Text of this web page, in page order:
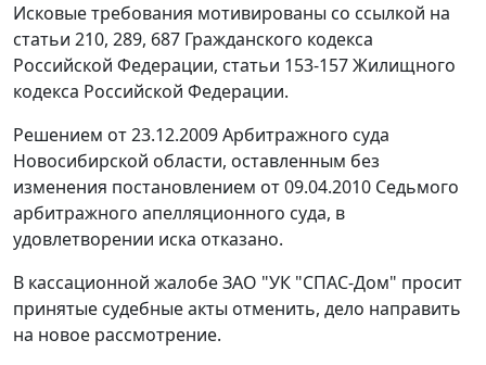
Исковые требования мотивированы со ссылкой на
статьи 210, 289, 687 Гражданского кодекса
Российской Федерации, статьи 153-157Жилищного
кодекса Российской Федерации.
Решением от 23.12.2009 Арбитражного суда
Новосибирской области, оставленным без
изменения постановлением от 09.04.2010 Седьмого
арбитражного апелляционного суда, в
удовлетворении иска отказано.
В кассационной жалобе ЗАО "УК "СПАС-Дом" просит
принятые судебные акты отменить, дело направить
на новое рассмотрение.